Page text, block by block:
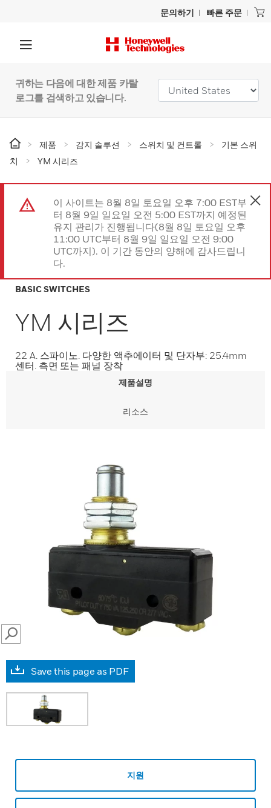
문의하기 빠른 주문
귀하는 다음에 대한 제품 카탈
로그를 검색하고 있습니다.
제품 감지 솔루션 스위치 및 컨트롤
기본 스위
치
YM 시리즈
이 사이트는 8월 8일 토요일 오후 7:00 EST부
터 8월 9일 일요일 오전 5:00 EST까지 예정된
유지 관리가 진행됩니다(8월 8일 토요일 오후
11:00 UTC부터 8월 9일 일요일 오전 9:00
UTC까지). 이 기간 동안의 양해에 감사드립니
다.
BASIC SWITCHES
YM 시리즈
22 A. 스파이노. 다양한 액추에이터 및 단자부: 25.4mm
센터. 측면 또는 패널 장착
제품설명
리소스
SEARCH
Save this page as PDF
지원